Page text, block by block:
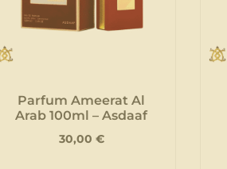
Parfum Ameerat Al
Arab 100ml – Asdaaf
30,00 €